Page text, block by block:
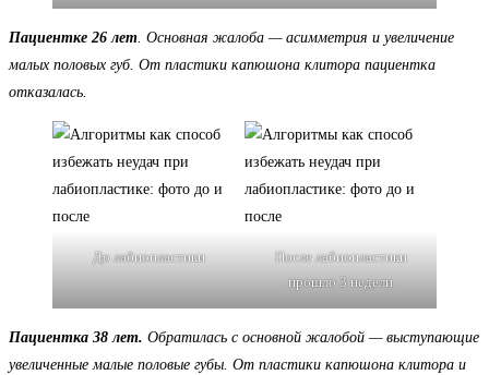
Пациентке 26 лет. Основная жалоба — асимметрия и увеличение
малых половых губ. От пластики капюшона клитора пациентка
отказалась.
До лабиопластики
После лабиопластики
прошло 3 недели
Пациентка 38 лет. Обратилась с основной жалобой — выступающие
увеличенные малые половые губы. От пластики капюшона клитора и